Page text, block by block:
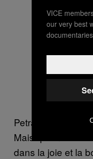
Petra regrette «
Mais qu’en est-il
dans la joie et la
VICE
our very best